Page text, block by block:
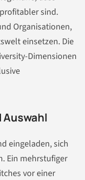
sind.
Organisationen,
einsetzen. Die
Dimensionen
Auswahl
eingeladen, sich
Ein mehrstufiger
vor einer